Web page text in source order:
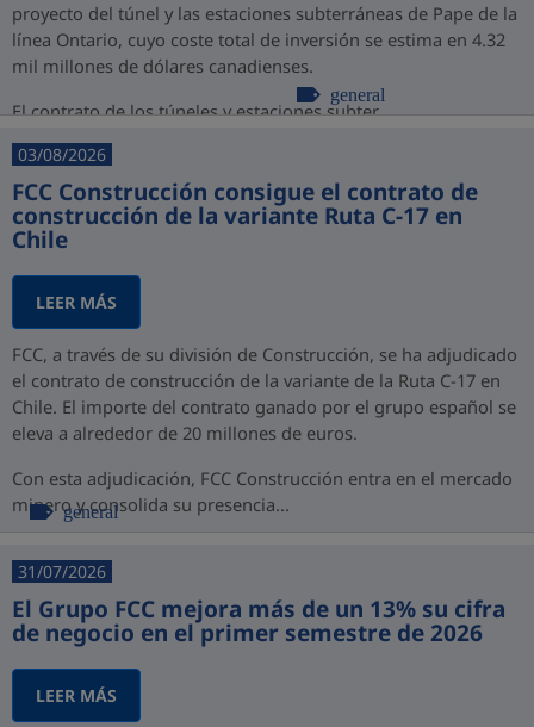
proyecto del túnel y las estaciones subterráneas de Pape de la
línea Ontario, cuyo coste total de inversión se estima en 4.32
mil millones de dólares canadienses.
El contrato de los túneles y estaciones subter...
general
03/08/2026
FCC Construcción consigue el contrato de
construcción de la variante Ruta C-17 en
Chile
LEER MÁS
FCC, a través de su división de Construcción, se ha adjudicado
el contrato de construcción de la variante de la Ruta C-17 en
Chile. El importe del contrato ganado por el grupo español se
eleva a alrededor de 20 millones de euros.
Con esta adjudicación, FCC Construcción entra en el mercado
minero y consolida su presencia...
general
31/07/2026
El Grupo FCC mejora más de un 13% su cifra
de negocio en el primer semestre de 2026
LEER MÁS